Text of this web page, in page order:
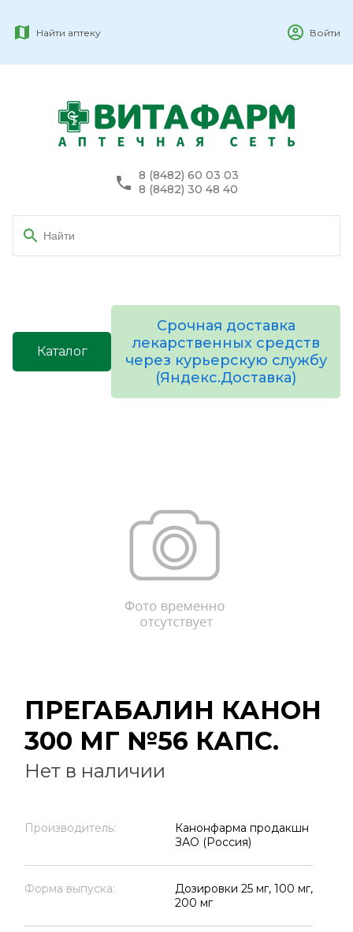
Найти аптеку Войти
8 (8482) 60 03 03
8 (8482) 30 48 40
Каталог
Срочная доставка
лекарственных средств
через курьерскую службу
(Яндекс.Доставка)
ПРЕГАБАЛИН КАНОН
300 МГ №56 КАПС.
Нет в наличии
Производитель:
Канонфарма продакшн
ЗАО (Россия)
Форма выпуска:
Дозировки 25 мг, 100 мг,
200 мг